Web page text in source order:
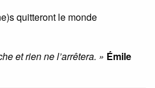
quitteront le monde
et rien ne l’arrêtera. » Émile